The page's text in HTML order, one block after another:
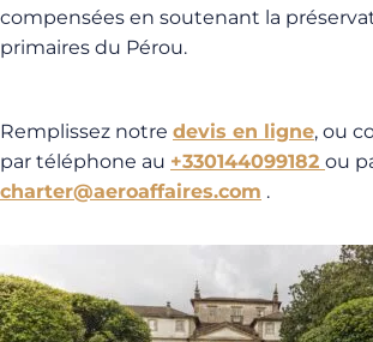
compensées en soutenant la
primaires du Pérou.
Remplissez notre devis en ligne, ou
par téléphone au +330144099182 ou
charter@aeroaffaires.com .